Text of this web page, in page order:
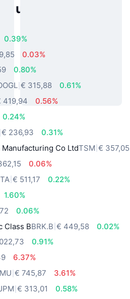
uit de echte
0.39%
0.03%
0.80%
€ 315,88
0.61%
419,94
0.56%
0.24%
€ 236,93
0.31%
Co LtdTSM € 357,05
0.06%
€ 511,17
0.22%
1.60%
0.06%
Class BBRK.B € 449,58
0.02%
0.91%
6.37%
MU € 745,87
3.61%
€ 313,01
0.58%